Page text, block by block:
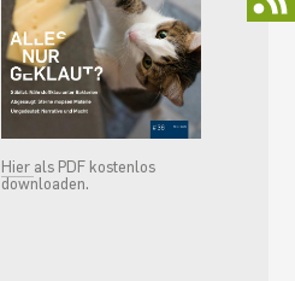
Hier als PDF kostenlos
downloaden.